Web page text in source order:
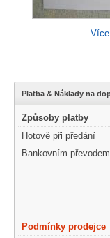
Platba & Náklady na
Způsoby platby
Hotově při předání
Bankovním převodem
Podmínky prodejce